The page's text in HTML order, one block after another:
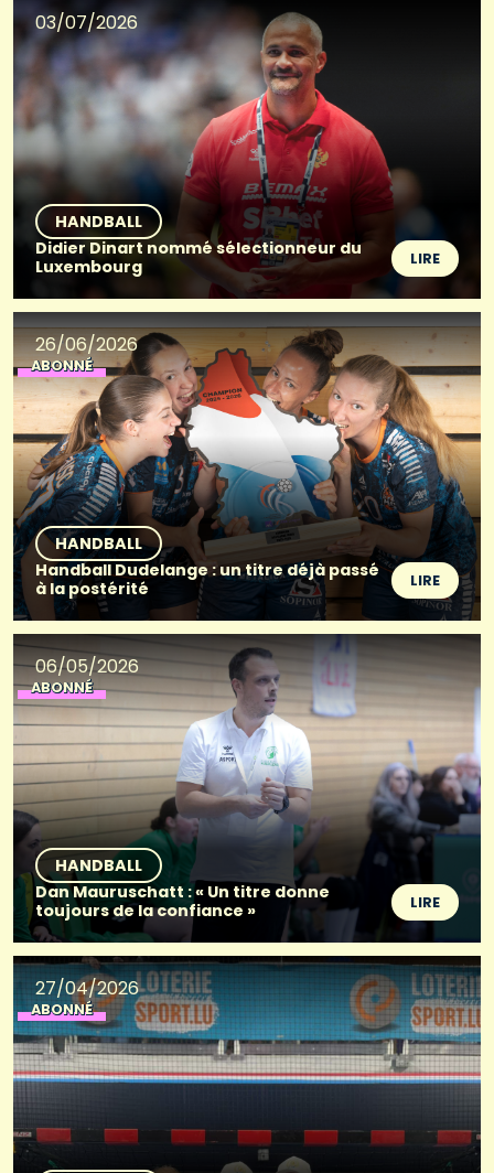
03/07/2026
HANDBALL
Didier Dinart nommé sélectionneur du
Luxembourg
LIRE
26/06/2026
ABONNÉ
HANDBALL
Handball Dudelange : un titre déjà passé
à la postérité
LIRE
06/05/2026
ABONNÉ
HANDBALL
Dan Mauruschatt : « Un titre donne
toujours de la confiance »
LIRE
27/04/2026
ABONNÉ